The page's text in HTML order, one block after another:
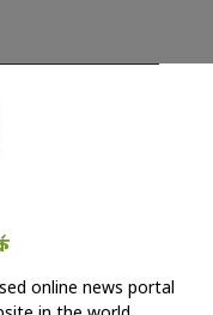
online news portal